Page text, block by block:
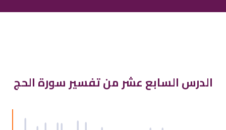
الدرس السابع عشر من تفسير سورة الحج